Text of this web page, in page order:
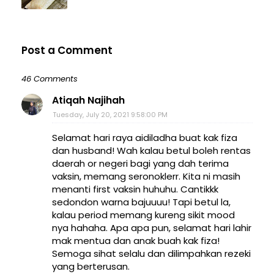
Post a Comment
46 Comments
Atiqah Najihah
Tuesday, July 20, 2021 9:58:00 PM
Selamat hari raya aidiladha buat kak fiza
dan husband! Wah kalau betul boleh rentas
daerah or negeri bagi yang dah terima
vaksin, memang seronoklerr. Kita ni masih
menanti first vaksin huhuhu. Cantikkk
sedondon warna bajuuuu! Tapi betul la,
kalau period memang kureng sikit mood
nya hahaha. Apa apa pun, selamat hari lahir
mak mentua dan anak buah kak fiza!
Semoga sihat selalu dan dilimpahkan rezeki
yang berterusan.